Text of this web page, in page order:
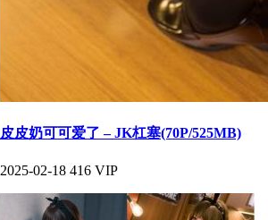
皮皮奶可可爱了 – JK杠塞(70P/525MB)
2025-02-18 416 VIP